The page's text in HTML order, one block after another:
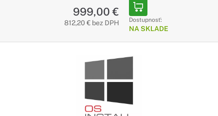
999,00 €
812,20 € bez DPH Dostupnosť:
NA SKLADE